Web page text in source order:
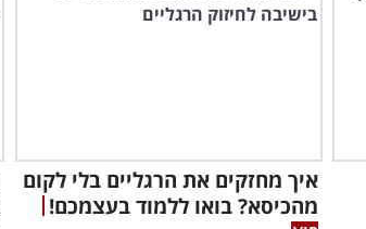
איך מחזקים את הרגליים בלי לקום
מהכיסא? בואו ללמוד בעצמכם!